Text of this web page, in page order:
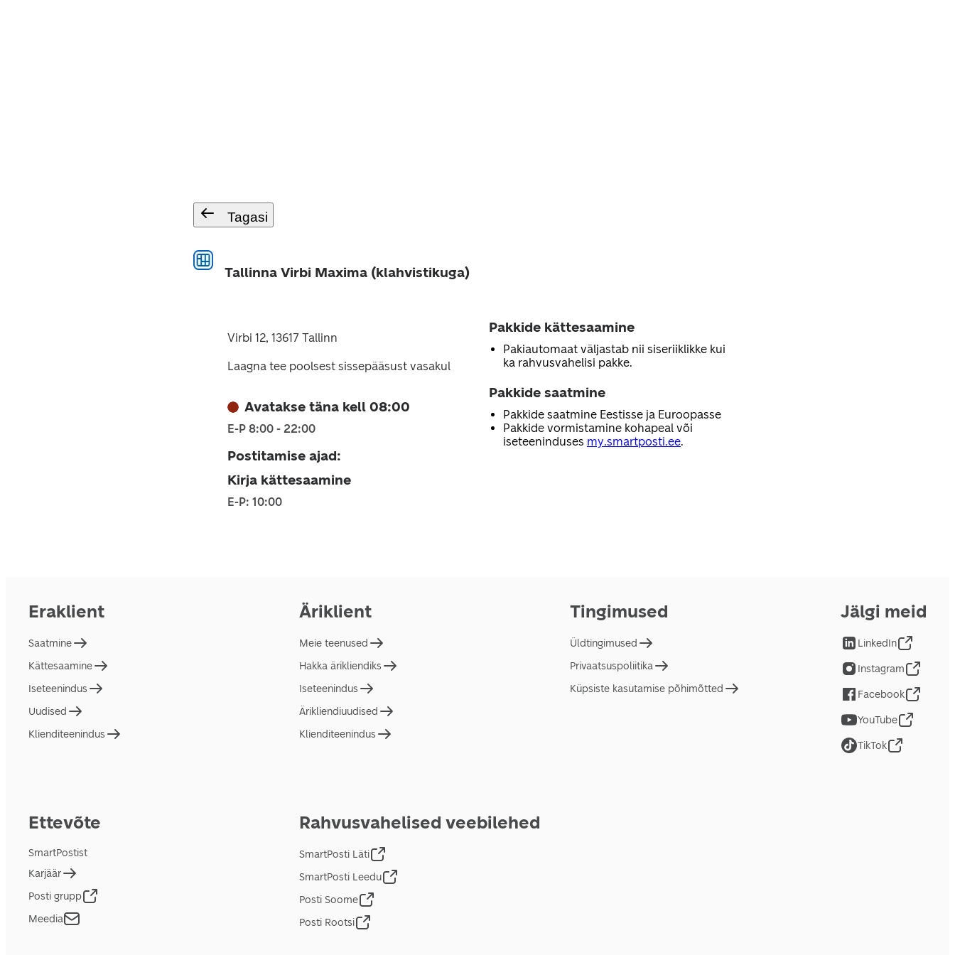
Tagasi
Tallinna Virbi Maxima (klahvistikuga)
Virbi 12, 13617 Tallinn
Laagna tee poolsest sissepääsust vasakul
Avatakse täna kell 08:00
E-P 8:00 - 22:00
Postitamise ajad:
Kirja kättesaamine
E-P: 10:00
Pakkide kättesaamine
Pakiautomaat väljastab nii siseriiklikke kui
ka rahvusvahelisi pakke.
Pakkide saatmine
Pakkide saatmine Eestisse ja Euroopasse
Pakkide vormistamine kohapeal või
iseteeninduses my.smartposti.ee.
Eraklient
Saatmine
Kättesaamine
Iseteenindus
Uudised
Klienditeenindus
Äriklient
Meie teenused
Hakka ärikliendiks
Iseteenindus
Ärikliendiuudised
Klienditeenindus
Tingimused
Üldtingimused
Privaatsuspoliitika
Küpsiste kasutamise põhimõtted
Ettevõte
SmartPostist
Karjäär
Posti grupp
Meedia
Rahvusvahelised veebilehed
SmartPosti Läti
SmartPosti Leedu
Posti Soome
Posti Rootsi
Jälgi meid
LinkedIn
Instagram
Facebook
YouTube
TikTok